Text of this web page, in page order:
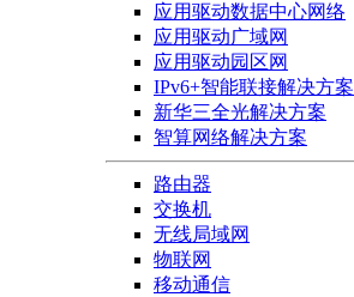
应用驱动数据中心网络
应用驱动广域网
应用驱动园区网
IPv6+智能联接解决方案
新华三全光解决方案
智算网络解决方案
路由器
交换机
无线局域网
物联网
移动通信